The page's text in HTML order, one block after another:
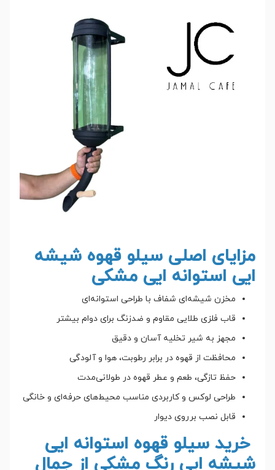
مزایای اصلی سیلو قهوه شیشه
ایی استوانه ایی مشکی
مخزن شیشه‌ای شفاف با طراحی استوانه‌ای
قاب فلزی طلایی مقاوم و ضدزنگ برای دوام بیشتر
مجهز به شیر تخلیه آسان و دقیق
محافظت از قهوه در برابر رطوبت، هوا و آلودگی
حفظ تازگی، طعم و عطر قهوه در طولانی‌مدت
طراحی لوکس و کاربردی مناسب محیط‌های حرفه‌ای و خانگی
قابل نصب برروی دیوار
خرید سیلو قهوه استوانه ایی
شیشه ایی رنگ مشکی از جمال